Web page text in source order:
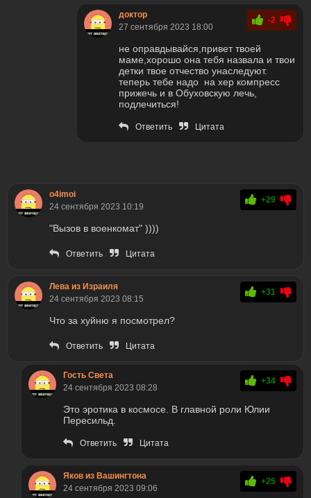
доктор
27 сентября 2023 18:00
-2
не оправдывайся,привет твоей
маме,хорошо она тебя назвала и твои
детки твое отчество унаследуют.
теперь тебе надо на хер компресс
прижечь и в Обуховскую лечь,
подлечиться!
Ответить Цитата
o4imoi
24 сентября 2023 10:19
+29
"Вызов в военкомат" ))))
Ответить Цитата
Лева из Израиля
24 сентября 2023 08:15
+31
Что за хуйню я посмотрел?
Ответить Цитата
Гость Света
24 сентября 2023 08:28
+34
Это эротика в космосе. В главной роли Юлии
Пересильд.
Ответить Цитата
Яков из Вашингтона
24 сентября 2023 09:06
+25